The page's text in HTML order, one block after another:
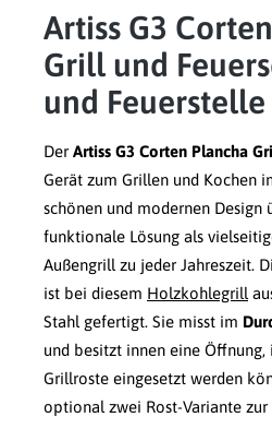
Artiss G3
Grill und
und
Der Artiss G3 Corten Plancha
Gerät zum Grillen und Kochen
schönen und modernen Design
funktionale Lösung als
Außengrill zu jeder Jahreszeit.
ist bei diesem Holzkohlegrill
Stahl gefertigt. Sie misst im
und besitzt innen eine Öffnung,
Grillroste eingesetzt werden
optional zwei Rost-Variante zur